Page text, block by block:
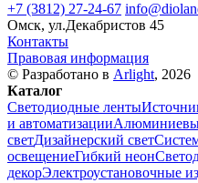
+7 (3812) 27-24-67
Омск, ул.Декабристов 45
Контакты
Правовая информация
© Разработано в Arlight, 2026
Каталог
Светодиодные ленты
и автоматизации
светДизайнерский свет
освещениеГибкий неон
декорЭлектроустановочные